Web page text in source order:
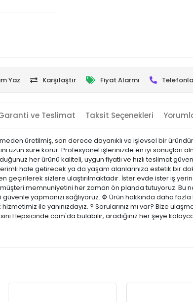
Yaz Karşılaştır Fiyat Alarmı
ve Teslimat Taksit Seçenekleri
üretilmiş, son derece dayanıklı ve işlevsel bir
süre korur. Profesyonel işlerinizde en iyi sonuçları almak
her ürünü kaliteli, uygun fiyatlı ve hızlı teslimat
hale getirecek ya da yaşam alanlarınıza estetik bir
sizlere ulaştırılmaktadır. İster evde ister iş
müşteri memnuniyetini her zaman ön planda tutuyoruz.
yapmanızı sağlıyoruz. ⚙️ Ürün hakkında daha
ile yanınızdayız. ? Sorularınız mı var? Bize
Hepsicinde.com'da bulabilir, aradığınız her şeye